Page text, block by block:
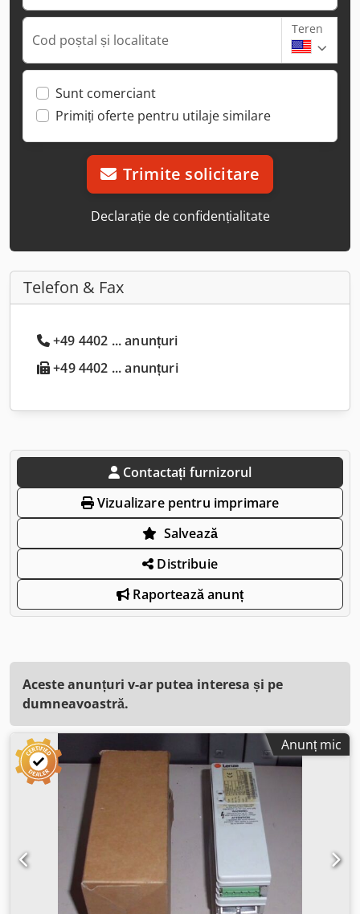
Cod poștal și localitate
Teren
Sunt comerciant
Primiți oferte pentru utilaje similare
Trimite solicitare
Declarație de confidențialitate
Telefon & Fax
+49 4402 ... anunțuri
+49 4402 ... anunțuri
Contactați furnizorul
Vizualizare pentru imprimare
Salvează
Distribuie
Raportează anunț
Aceste anunțuri v-ar putea interesa și pe
dumneavoastră.
Anunț mic